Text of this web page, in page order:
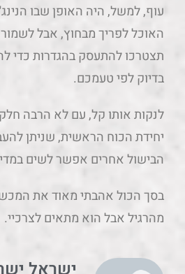
לנקות אותו קל, עם לא הרבה
יחידת הכוח הראשית, שניתן
הבישול אחרים אפשר לשים
בסך הכול אהבתי מאוד את
מהרגיל אבל הוא מתאים לצרכיי.
ישראל
לורם איפסום